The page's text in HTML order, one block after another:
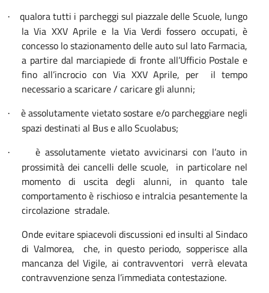
·
qualora tutti i parcheggi sul piazzale delle Scuole, lungo
la Via XXV Aprile e la Via Verdi fossero occupati, è
concesso lo stazionamento delle auto sul lato Farmacia,
a partire dal marciapiede di fronte all’Ufficio Postale e
fino all’incrocio con Via XXV Aprile, per
il tempo
necessario a scaricare / caricare gli alunni;
·
è assolutamente vietato sostare e/o parcheggiare negli
spazi destinati al Bus e allo Scuolabus;
·
è assolutamente vietato avvicinarsi con l’auto in
prossimità dei cancelli delle scuole, in particolare nel
momento di uscita degli alunni, in quanto tale
comportamento è rischioso e intralcia pesantemente la
circolazione stradale.
Onde evitare spiacevoli discussioni ed insulti al Sindaco
di Valmorea,
che, in questo periodo, sopperisce alla
mancanza del Vigile, ai contravventori verrà elevata
contravvenzione senza l’immediata contestazione.